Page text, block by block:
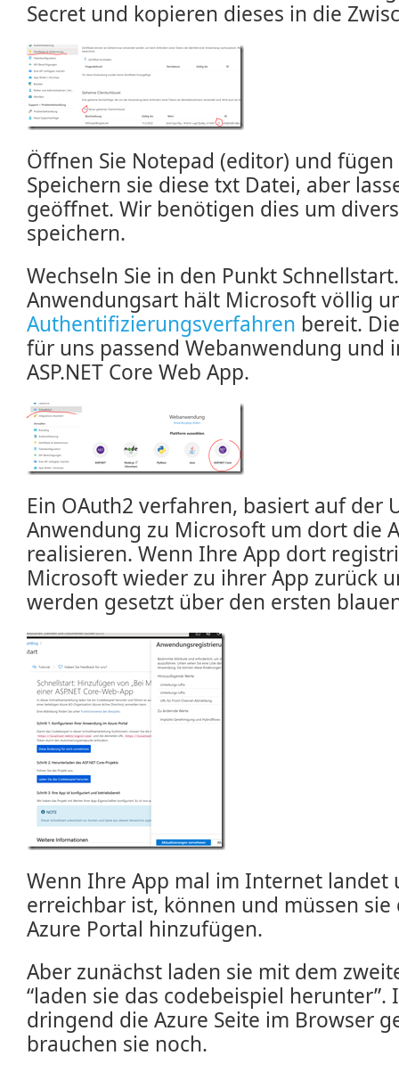
Secret und kopieren dieses in die
Öffnen Sie Notepad (editor) und
Speichern sie diese txt Datei, aber
geöffnet. Wir benötigen dies um
speichern.
Wechseln Sie in den Punkt
Anwendungsart hält Microsoft völlig
Authentifizierungsverfahren bereit.
für uns passend Webanwendung und
ASP.NET Core Web App.
Ein OAuth2 verfahren, basiert auf der
Anwendung zu Microsoft um dort die
realisieren. Wenn Ihre App dort
Microsoft wieder zu ihrer App zurück
werden gesetzt über den ersten
Wenn Ihre App mal im Internet landet
erreichbar ist, können und müssen
Azure Portal hinzufügen.
Aber zunächst laden sie mit dem
“laden sie das codebeispiel herunter”.
dringend die Azure Seite im Browser
brauchen sie noch.